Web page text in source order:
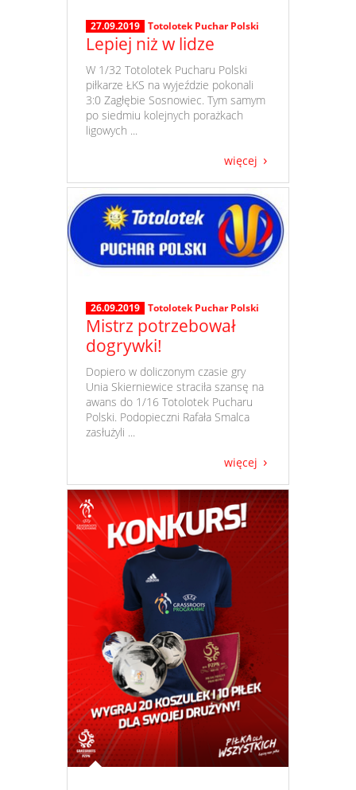
27.09.2019 Totolotek Puchar Polski
Lepiej niż w lidze
​ W 1/32 Totolotek Pucharu Polski
piłkarze ŁKS na wyjeździe pokonali
3:0 Zagłębie Sosnowiec. Tym samym
po siedmiu kolejnych porażkach
ligowych ...
więcej
26.09.2019 Totolotek Puchar Polski
Mistrz potrzebował
dogrywki!
​ Dopiero w doliczonym czasie gry
Unia Skierniewice straciła szansę na
awans do 1/16 Totolotek Pucharu
Polski. Podopieczni Rafała Smalca
zasłużyli ...
więcej